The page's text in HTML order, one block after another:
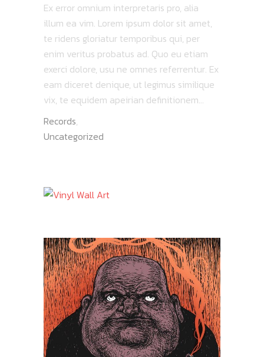
Ex error omnium interpretaris pro, alia
illum ea vim. Lorem ipsum dolor sit amet,
te ridens gloriatur temporibus qui, per
enim veritus probatus ad. Quo eu etiam
exerci dolore, usu ne omnes referrentur. Ex
eam diceret denique, ut legimus similique
vix, te equidem apeirian definitionem...
Records,
Uncategorized